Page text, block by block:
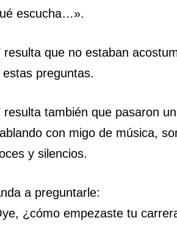
escucha…».
resulta que no estaban
estas preguntas.
resulta también que pasaron
con migo de música,
y silencios.
a preguntarle:
¿cómo empezaste tu